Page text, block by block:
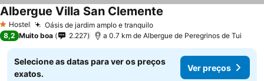
1 Estrelas
Hostel Oásis de jardim amplo e tranquilo
Albergue Villa San Clemente
8,2 Muito boa 2.227 a 0.7 km de Albergue de Peregrinos de Tui
Selecione as datas para ver os preços
exatos.
Ver preços